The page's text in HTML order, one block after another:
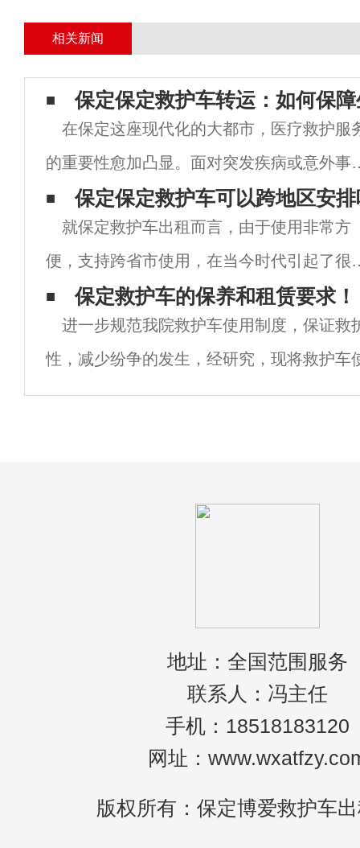
相关新闻
保定​保定救护车转运：如何保
在保定这座现代化的大都市，医疗救护服
的重要性愈加凸显。面对突发疾病或意外事
故，及时有效的救护车转运能为患者争取宝
的救治时间。然而，在救护车转运过程中，
何确保患者的生命安全、提升转运的效率以
优化
保定保定救护车可以跨地区安
就保定救护车出租而言，由于使用非常方
便，支持跨省市使用，在当今时代引起了很
人的关注和认可。很多人生病后需要租救护
车，但经过多次询问，发现自己的位置没有
120家救护车租赁公司。这个时候该怎么办
不知道
保定救护车的保养和租赁要求！
进一步规范我院救护车使用制度，保证救
性，减少纷争的发生，经研究，现将救护车
宜作出如下通知：一、救护车驾驶员应具有
地址：全国范围服务
联系人：冯主任
手机：18518183120
网址：
版权所有：保定博爱救护车